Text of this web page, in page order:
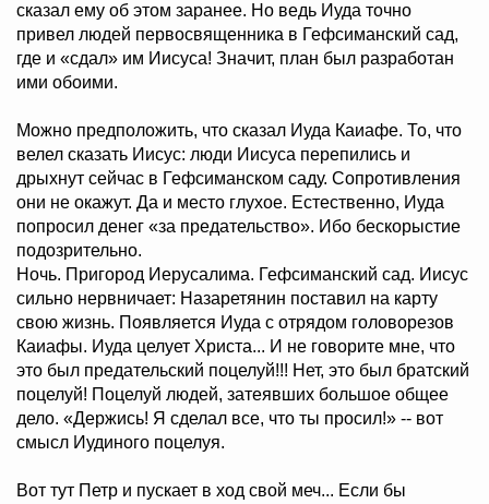
сказал ему об этом заранее. Но ведь Иуда точно
привел людей первосвященника в Гефсиманский сад,
где и «сдал» им Иисуса! Значит, план был разработан
ими обоими.
Можно предположить, что сказал Иуда Каиафе. То, что
велел сказать Иисус: люди Иисуса перепились и
дрыхнут сейчас в Гефсиманском саду. Сопротивления
они не окажут. Да и место глухое. Естественно, Иуда
попросил денег «за предательство». Ибо бескорыстие
подозрительно.
Ночь. Пригород Иерусалима. Гефсиманский сад. Иисус
сильно нервничает: Назаретянин поставил на карту
свою жизнь. Появляется Иуда с отрядом головорезов
Каиафы. Иуда целует Христа... И не говорите мне, что
это был предательский поцелуй!!! Нет, это был братский
поцелуй! Поцелуй людей, затеявших большое общее
дело. «Держись! Я сделал все, что ты просил!» -- вот
смысл Иудиного поцелуя.
Вот тут Петр и пускает в ход свой меч... Если бы